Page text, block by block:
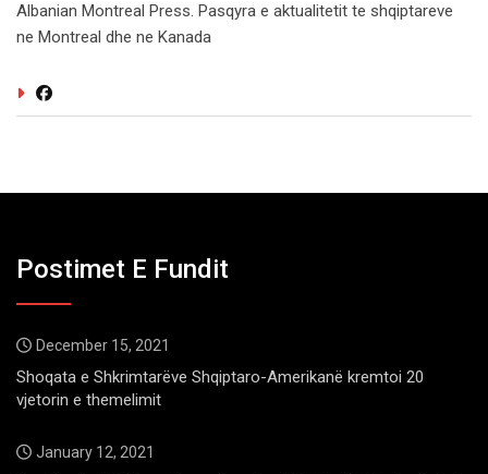
Albanian Montreal Press. Pasqyra e aktualitetit te shqiptareve
ne Montreal dhe ne Kanada
Postimet E Fundit
December 15, 2021
Shoqata e Shkrimtarëve Shqiptaro-Amerikanë kremtoi 20
vjetorin e themelimit
January 12, 2021